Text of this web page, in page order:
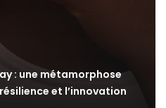
: une métamorphose
et l’innovation